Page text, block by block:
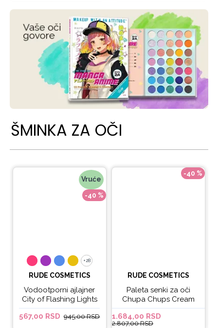
ŠMINKA ZA OČI
Vruće
-40 %
+28
+28
RUDE COSMETICS
Vodootporni ajlajner
City of Flashing Lights
Micro Retractable Liner
- It's Lit
567,00 RSD 945,00 RSD
-40 %
RUDE COSMETICS
Paleta senki za oči
Chupa Chups Cream
Soda
1.684,00 RSD
2.807,00 RSD